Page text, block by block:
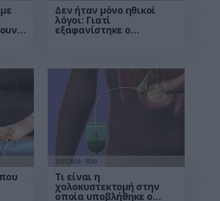
Δεν ήταν μόνο ηθικοί
λόγοι: Γιατί
εξαφανίστηκε ο
31.07.2026 15:10
Τι είναι η
χολοκυστεκτομή στην
οποία υποβλήθηκε ο